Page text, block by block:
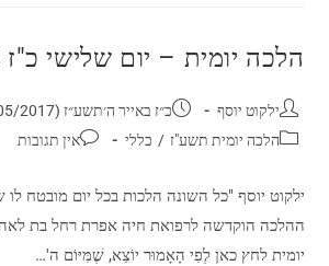
הלכה יומית – יום שלישי
ילקוט יוסף
כ״ז באייר ה׳תשע״ז (23/05/2017)
הלכה יומית תשע"ז / כללי אין תגובות
ילקוט יוסף "כל השונה הלכות בכל יום מובטח
ההלכה הוקדשה לרפואת חיה אפרת רחל בת
יומית לחץ כאן לְפִי הָאָמוּר יוֹצֵא, שֶׁמִּיּוֹם ה'…